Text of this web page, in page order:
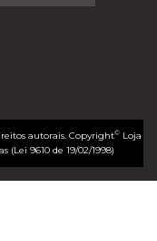
autorais. Copyright©Loja
(Lei 9610 de 19/02/1998)